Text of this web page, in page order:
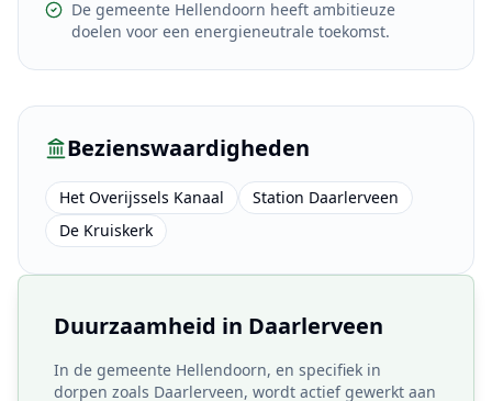
De gemeente Hellendoorn heeft ambitieuze
doelen voor een energieneutrale toekomst.
Bezienswaardigheden
Het Overijssels Kanaal
Station Daarlerveen
De Kruiskerk
Duurzaamheid in Daarlerveen
In de gemeente Hellendoorn, en specifiek in
dorpen zoals Daarlerveen, wordt actief gewerkt aan